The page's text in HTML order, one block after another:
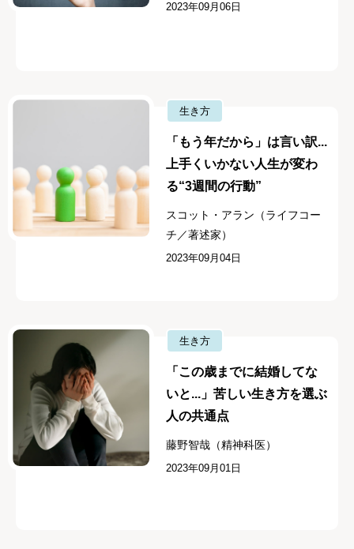
2023年09月06日
生き方
「もう年だから」は言い訳...
上手くいかない人生が変わ
る“3週間の行動”
スコット・アラン（ライフコー
チ／著述家）
2023年09月04日
生き方
「この歳までに結婚してな
いと...」苦しい生き方を選ぶ
人の共通点
藤野智哉（精神科医）
2023年09月01日